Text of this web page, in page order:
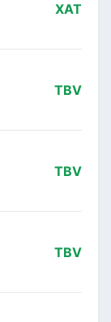
XAT
TBV
TBV
TBV